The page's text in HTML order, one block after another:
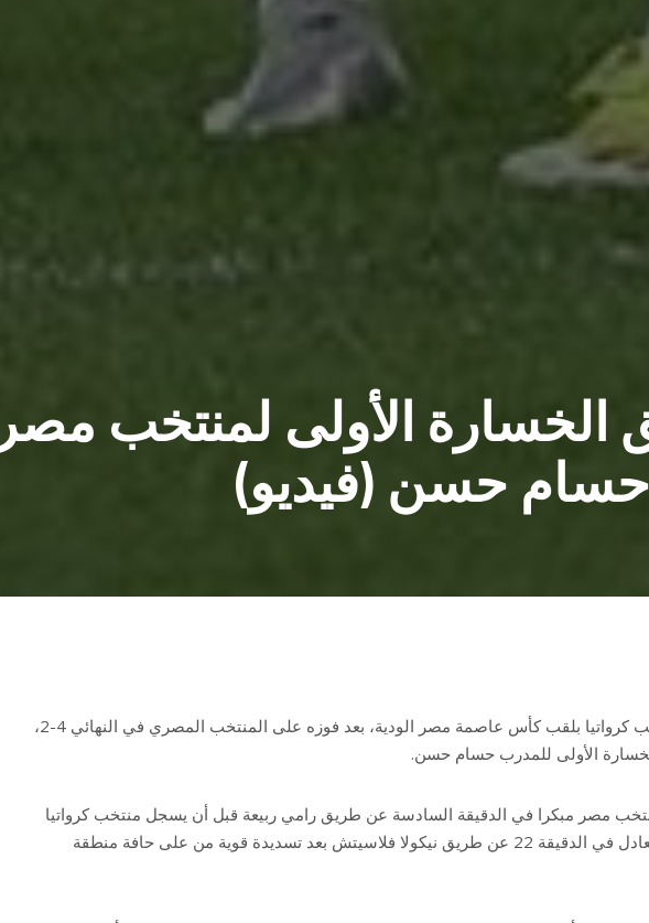
الخسارة الأولى لمنتخب مصر
حسن (فيديو)
فاز منتخب كرواتيا بلقب كأس عاصمة مصر الودية، بعد فوزه على المنتخب المصري في النهائي 4-2،
الأولى للمدرب حسام حسن.
مصر مبكرا في الدقيقة السادسة عن طريق رامي ربيعة قبل أن يسجل منتخب كرواتيا
هدف التعادل في الدقيقة 22 عن طريق نيكولا فلاسيتش بعد تسديدة قوية من على حافة منطقة